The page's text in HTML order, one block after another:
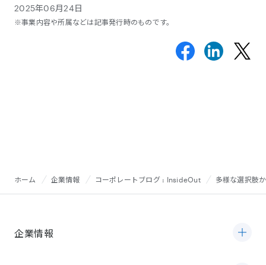
2025年06月24日
※事業内容や所属などは記事発行時のものです。
ホーム 企業情報 コーポレートブログ : InsideOut 多様な選択肢
企業情報